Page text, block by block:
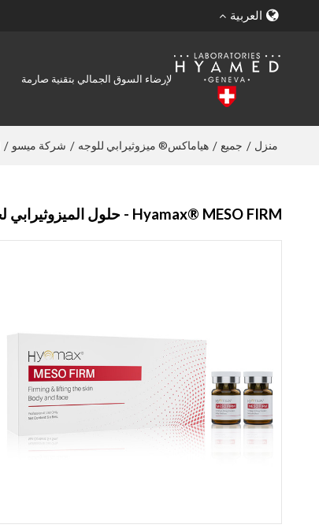
العربية
لإرضاء السوق الجمالي بتقنية صارمة
منزل / جميع / هياماكس® ميزوثيرابي للوجه / شركة ميسو /
Hyamax® MESO FIRM - حلول الميزوثيرابي لجماليات مستحضرات التجميل والعناية بالبشرة، دعم البيع بالجملة والمخصص